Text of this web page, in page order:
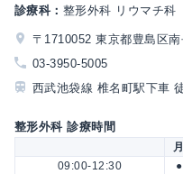
診療科： 整形外科 リウマチ科
〒1710052 東京都豊島区
03-3950-5005
西武池袋線 椎名町駅下車
整形外科 診療時間
月
09:00-12:30
●